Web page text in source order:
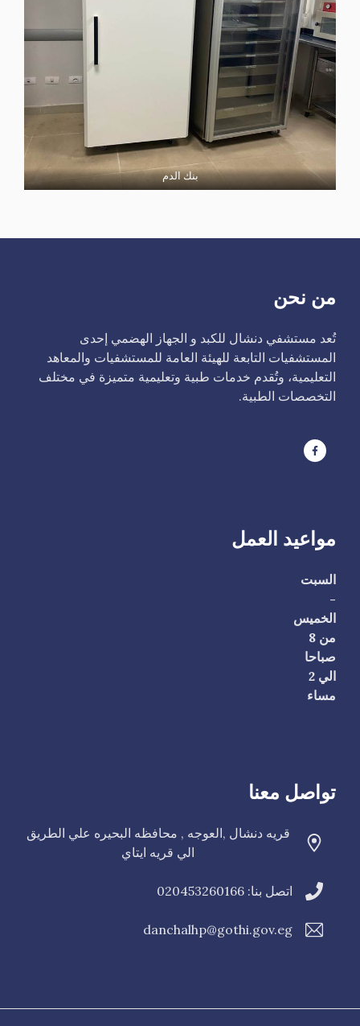
بنك الدم
من نحن
تُعد مستشفي دنشال للكبد و الجهاز الهضمي إحدى
المستشفيات التابعة للهيئة العامة للمستشفيات والمعاهد
التعليمية، وتُقدم خدمات طبية وتعليمية متميزة في مختلف
التخصصات الطبية.
مواعيد العمل
السبت
-
الخميس
من 8
صباحا
الي 2
مساء
تواصل معنا
قريه دنشال ,العوجه , محافظه البحيره علي الطريق
الي قريه ايتاي
اتصل بنا: 020453260166
danchalhp@gothi.gov.eg